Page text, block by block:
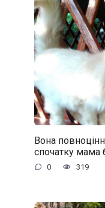
Вона
спочатку мама
0 319